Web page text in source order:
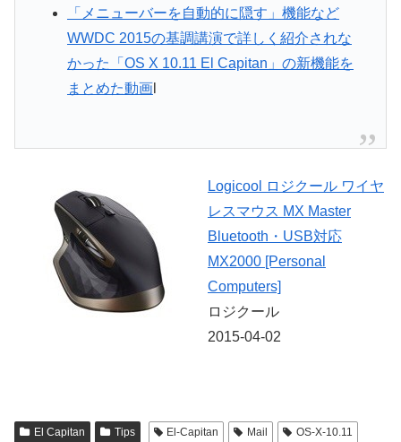
「メニューバーを自動的に隠す」機能など
WWDC 2015の基調講演で詳しく紹介されな
かった「OS X 10.11 El Capitan」の新機能を
まとめた動画l
Logicool ロジクール ワイヤ
レスマウス MX Master
Bluetooth・USB対応
MX2000 [Personal
Computers]
ロジクール
2015-04-02
El Capitan Tips El-Capitan Mail
OS-X-10.11